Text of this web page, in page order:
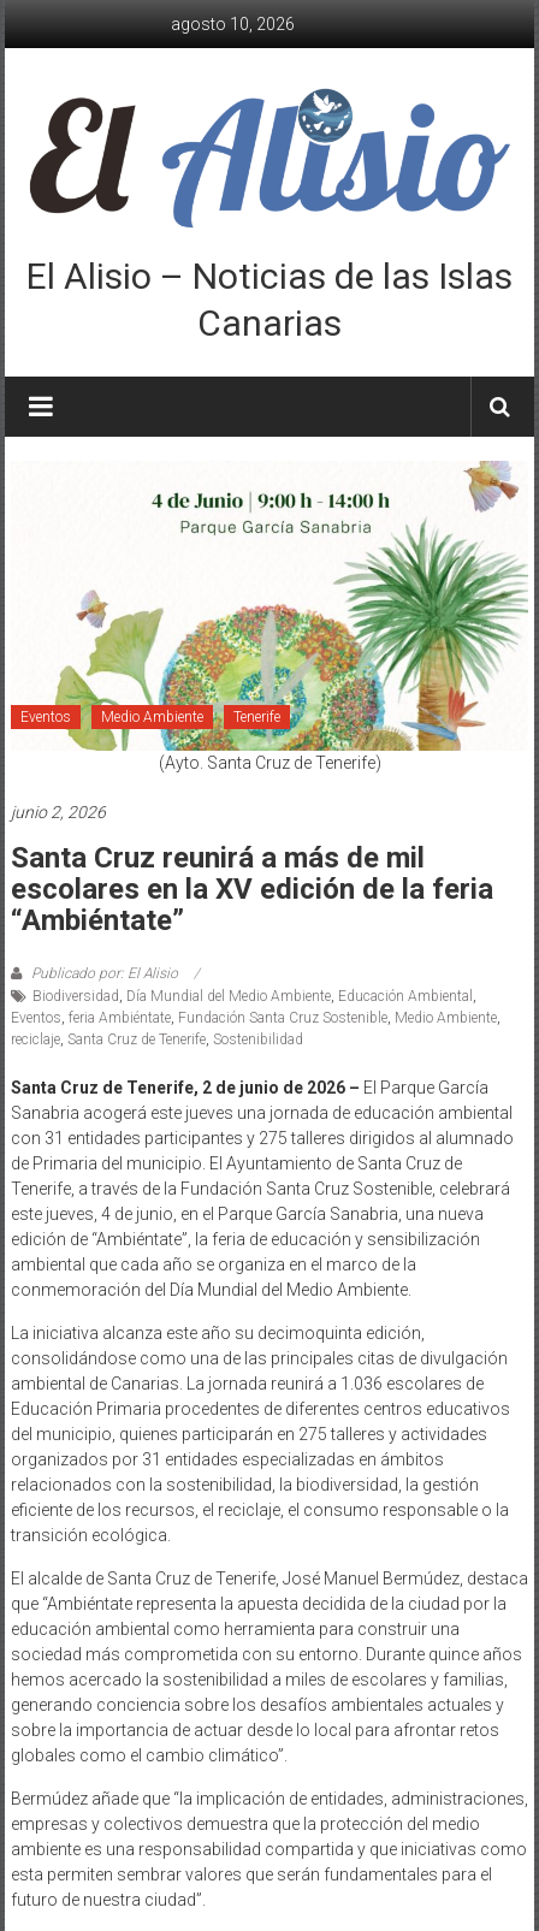
agosto 10, 2026
El Alisio – Noticias de las Islas
Canarias
Eventos Medio Ambiente Tenerife
(Ayto. Santa Cruz de Tenerife)
junio 2, 2026
Santa Cruz reunirá a más de mil
escolares en la XV edición de la feria
“Ambiéntate”
Publicado por: El Alisio
Biodiversidad Día Mundial del Medio Ambiente, Educación Ambiental
Eventos feria Ambiéntate, Fundación Santa Cruz Sostenible, Medio Ambiente,
reciclaje, Santa Cruz de Tenerife, Sostenibilidad
Santa Cruz de Tenerife, 2 de junio de 2026 – El Parque García
Sanabria acogerá este jueves una jornada de educación ambiental
con 31 entidades participantes y 275 talleres dirigidos al alumnado
de Primaria del municipio. El Ayuntamiento de Santa Cruz de
Tenerife, a través de la Fundación Santa Cruz Sostenible, celebrará
este jueves, 4 de junio, en el Parque García Sanabria, una nueva
edición de “Ambiéntate”, la feria de educación y sensibilización
ambiental que cada año se organiza en el marco de la
conmemoración del Día Mundial del Medio Ambiente.
La iniciativa alcanza este año su decimoquinta edición,
consolidándose como una de las principales citas de divulgación
ambiental de Canarias. La jornada reunirá a 1.036 escolares de
Educación Primaria procedentes de diferentes centros educativos
del municipio, quienes participarán en 275 talleres y actividades
organizados por 31 entidades especializadas en ámbitos
relacionados con la sostenibilidad, la biodiversidad, la gestión
eficiente de los recursos, el reciclaje, el consumo responsable o la
transición ecológica.
El alcalde de Santa Cruz de Tenerife, José Manuel Bermúdez, destaca
que “Ambiéntate representa la apuesta decidida de la ciudad por la
educación ambiental como herramienta para construir una
sociedad más comprometida con su entorno. Durante quince años
hemos acercado la sostenibilidad a miles de escolares y familias,
generando conciencia sobre los desafíos ambientales actuales y
sobre la importancia de actuar desde lo local para afrontar retos
globales como el cambio climático”.
Bermúdez añade que “la implicación de entidades, administraciones,
empresas y colectivos demuestra que la protección del medio
ambiente es una responsabilidad compartida y que iniciativas como
esta permiten sembrar valores que serán fundamentales para el
futuro de nuestra ciudad”.